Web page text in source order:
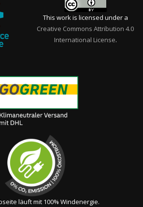
This work is licensed under a
Creative Commons Attribution 4.0
International License.
läuft mit 100% Windenergie.